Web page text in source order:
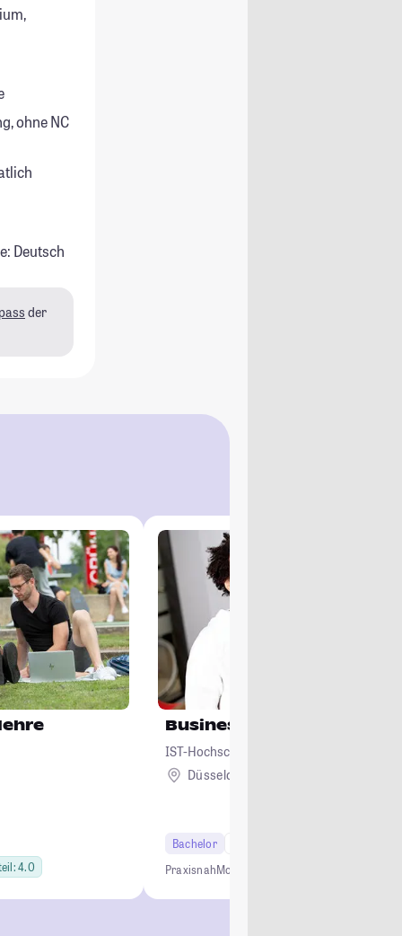
ohne NC
Deutsch
der
4.0
Business Administration
IST-Hochschule für Management
Düsseldorf
Bachelor
PraxisnahModerne Lehrmethoden